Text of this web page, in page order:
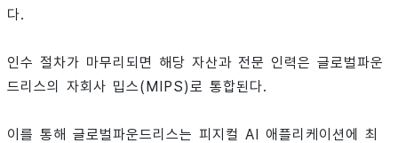
다.
인수 절차가 마무리되면 해당 자산과 전문 인력은 글로벌파운
드리스의 자회사 밉스(MIPS)로 통합된다.
이를 통해 글로벌파운드리스는 피지컬 AI 애플리케이션에 최